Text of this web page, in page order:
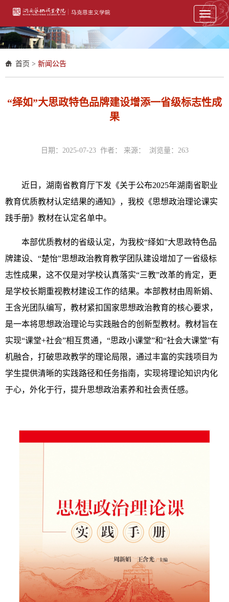
Toggle
首页 > 新闻公告
“绎如”大思政特色品牌建设增添一省级标志性成
果
日期：2025-07-23 作者： 来源： 浏览量： 263
近日，湖南省教育厅下发《关于公布2025年湖南省职业
教育优质教材认定结果的通知》，我校《思想政治理论课实
践手册》教材在认定名单中。
本部优质教材的省级认定，为我校“绎如”大思政特色品
牌建设、“楚怡”思想政治教育教学团队建设增加了一省级标
志性成果，这不仅是对学校认真落实“三教”改革的肯定，更
是学校长期重视教材建设工作的结果。本部教材由周新娟、
王含光团队编写，教材紧扣国家思想政治教育的核心要求，
是一本将思想政治理论与实践融合的创新型教材。教材旨在
实现“课堂+社会”相互贯通，“思政小课堂”和“社会大课堂”有
机融合，打破思政教学的理论局限，通过丰富的实践项目为
学生提供清晰的实践路径和任务指南，实现将理论知识内化
于心，外化于行，提升思想政治素养和社会责任感。